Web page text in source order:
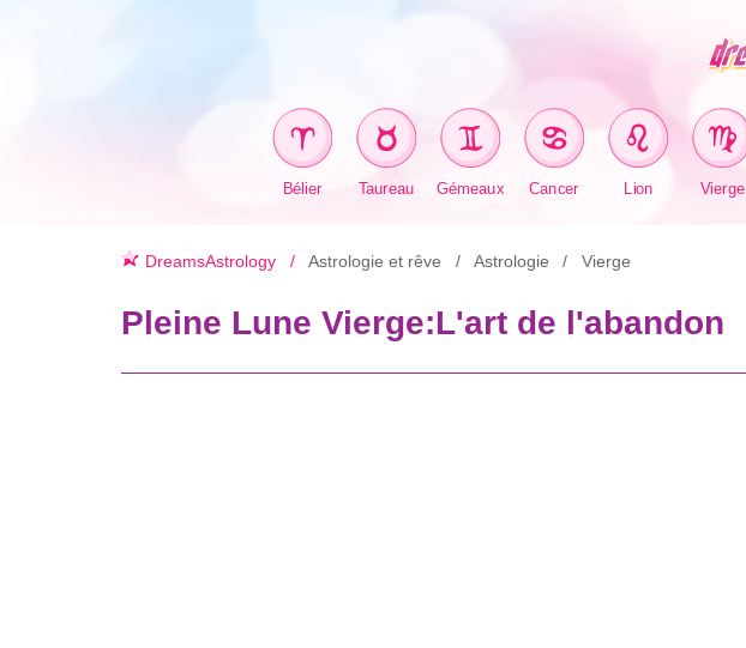
Bélier Taureau Gémeaux Cancer Lion Vierge
DreamsAstrology Astrologie et rêve Astrologie Vierge
Pleine Lune Vierge:L'art de l'abandon